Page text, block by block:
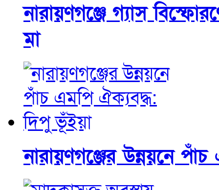
নারায়ণগঞ্জে গ্যাস
মা
নারায়ণগঞ্জের উন্নয়নে